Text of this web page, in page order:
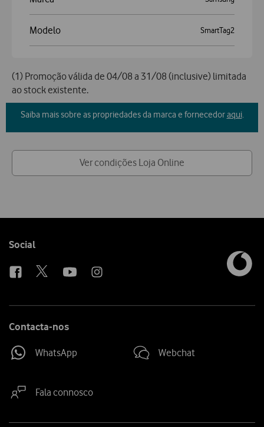
Modelo SmartTag2
(1) Promoção válida de 04/08 a 31/08 (inclusive) limitada
ao stock existente.
Saiba mais sobre as propriedades da marca e fornecedoraqui.
Ver condições Loja Online
Follow
Social
Contacta-nos
WhatsApp Webchat
Fala connosco